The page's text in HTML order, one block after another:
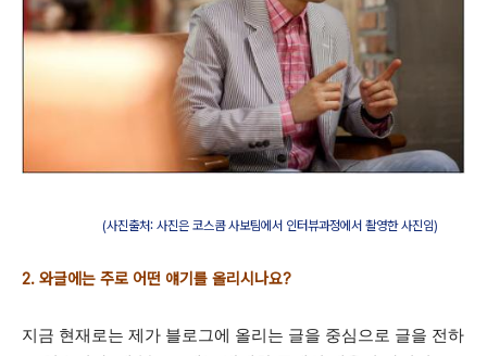
(사진출처: 사진은 코스콤 사보팀에서 인터뷰과정에서 촬영한 사진임)
2. 와글에는 주로 어떤 얘기를 올리시나요?
지금 현재로는 제가 블로그에 올리는 글을 중심으로 글을 전하